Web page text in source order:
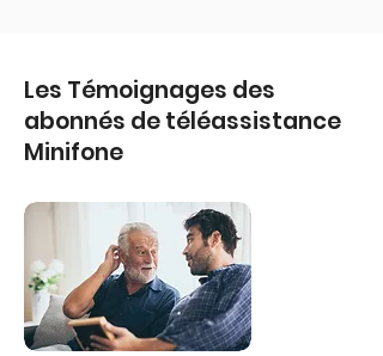
Les Témoignages des
abonnés de téléassistance
Minifone